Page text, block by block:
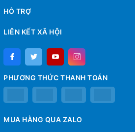
HỖ TRỢ
LIÊN KẾT XÃ HỘI
PHƯƠNG THỨC THANH TOÁN
MUA HÀNG QUA ZALO